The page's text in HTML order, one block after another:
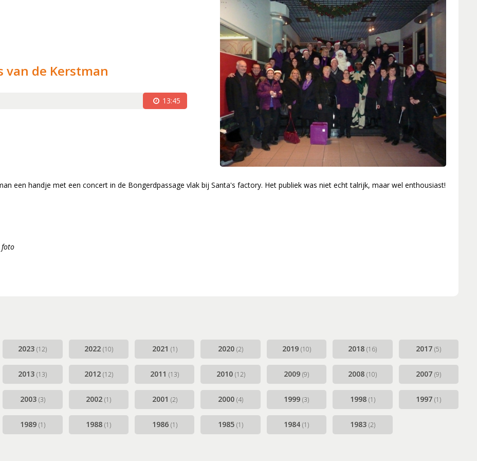
koor (1983)
Thirdwing (2013)
(2022-2024)
van de Kerstman
13:45
een handje met een concert in de Bongerdpassage vlak bij Santa's factory. Het publiek was niet echt talrijk, maar wel enthousiast!
foto
2023(12) 2022 (10) 2021 (1) 2020(2) 2019 (10) 2018(16) 2017(5)
2013(13) 2012 (12) 2011(13) 2010 (12) 2009(9) 2008(10) 2007(9)
2003 (3) 2002(1) 2001 (2) 2000(4) 1999(3) 1998 (1) 1997(1)
1989 (1) 1988(1) 1986 (1) 1985(1) 1984(1) 1983 (2)